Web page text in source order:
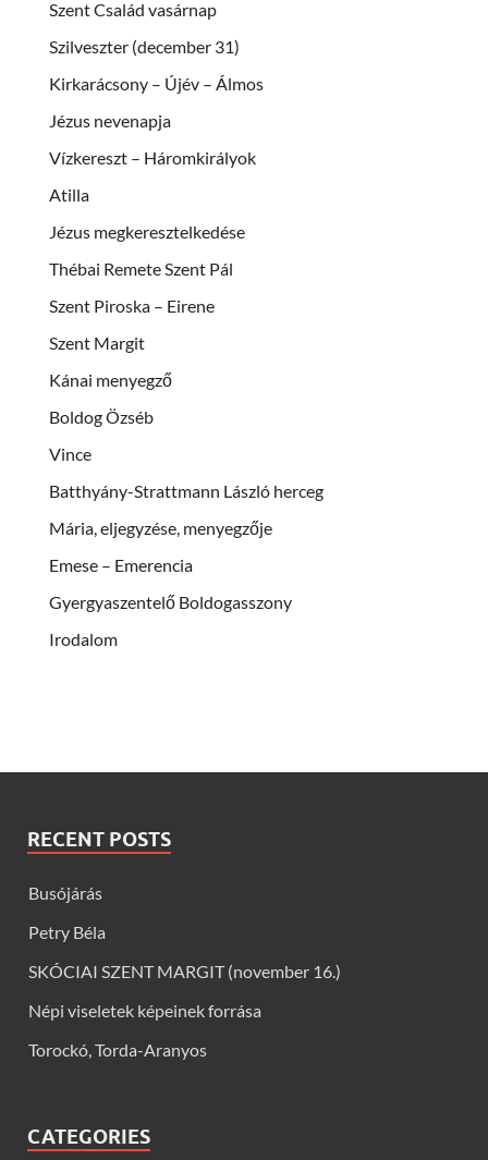
Szent Család vasárnap
Szilveszter (december 31)
Kirkarácsony – Újév – Álmos
Jézus nevenapja
Vízkereszt – Háromkirályok
Atilla
Jézus megkeresztelkedése
Thébai Remete Szent Pál
Szent Piroska – Eirene
Szent Margit
Kánai menyegző
Boldog Özséb
Vince
Batthyány-Strattmann László herceg
Mária, eljegyzése, menyegzője
Emese – Emerencia
Gyergyaszentelő Boldogasszony
Irodalom
RECENT POSTS
Busójárás
Petry Béla
SKÓCIAI SZENT MARGIT (november 16.)
Népi viseletek képeinek forrása
Torockó, Torda-Aranyos
CATEGORIES